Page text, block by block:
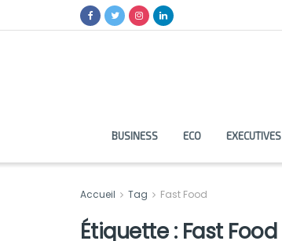
BUSINESS ECO EXECUTIVES
Accueil Tag Fast Food
Étiquette : Fast Food